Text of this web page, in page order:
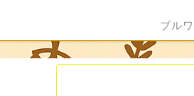
ブル